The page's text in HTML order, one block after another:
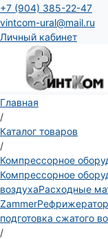
+7 (904) 385-22-47
vintcom-ural@mail.ru
Личный кабинет
Главная
/
Каталог товаров
/
Компрессорное
Компрессорное
воздухаРасходные
Zammer
подготовка сжатого
/